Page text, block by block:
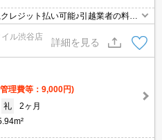
レジット払い可能♪引越業者の料金
能♪
ル渋谷店
詳細を見る
理費等：9,000円)
礼
2ヶ月